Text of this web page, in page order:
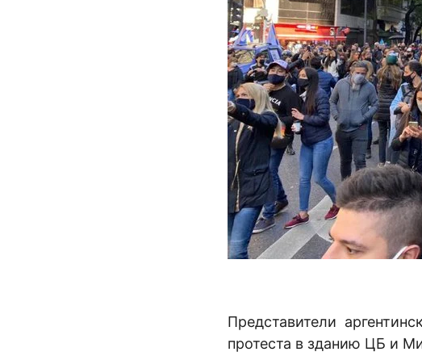
Представители
протеста в зданию ЦБ и